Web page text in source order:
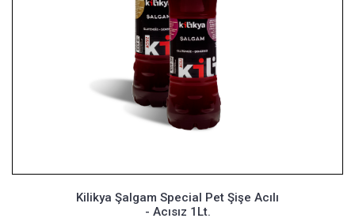
Kilikya Şalgam Special Pet Şişe Acılı
- Acısız 1Lt.